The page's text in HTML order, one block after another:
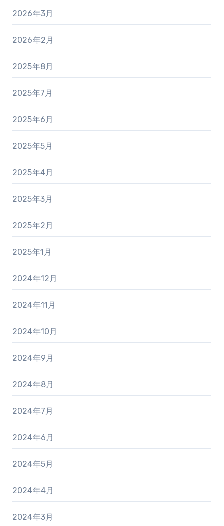
2026年3月
2026年2月
2025年8月
2025年7月
2025年6月
2025年5月
2025年4月
2025年3月
2025年2月
2025年1月
2024年12月
2024年11月
2024年10月
2024年9月
2024年8月
2024年7月
2024年6月
2024年5月
2024年4月
2024年3月